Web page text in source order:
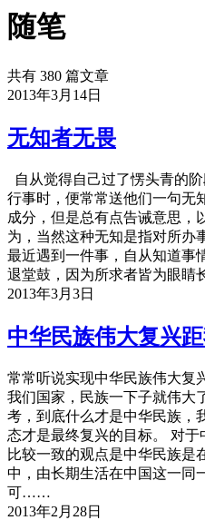
随笔
共有 380 篇文章
2013年3月14日
无知者无畏
自从觉得自己过了愣头青的
行事时，便常常送他们一句无
成分，但是总有点告诫意思，
为，当然这种无知是指对所办
最近遇到一件事，自从知道事
退堂鼓，因为所求者皆为眼
2013年3月3日
中华民族伟大复兴
常常听说实现中华民族伟大复
我们国家，民族一下子就伟大
考，到底什么才是中华民族，
态才是最终复兴的目标。 对
比较一致的观点是中华民族是
中，由长期生活在中国这一同
可……
2013年2月28日